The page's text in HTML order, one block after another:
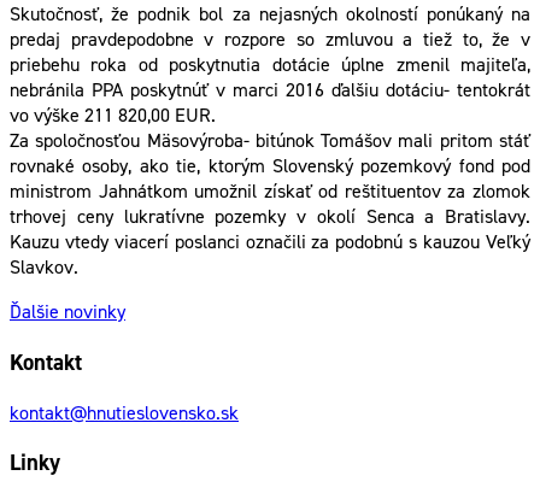
Skutočnosť, že podnik bol za nejasných okolností ponúkaný na
predaj pravdepodobne v rozpore so zmluvou a tiež to, že v
priebehu roka od poskytnutia dotácie úplne zmenil majiteľa,
nebránila PPA poskytnúť v marci 2016 ďalšiu dotáciu- tentokrát
vo výške 211 820,00 EUR.
Za spoločnosťou Mäsovýroba- bitúnok Tomášov mali pritom stáť
rovnaké osoby, ako tie, ktorým Slovenský pozemkový fond pod
ministrom Jahnátkom umožnil získať od reštituentov za zlomok
trhovej ceny lukratívne pozemky v okolí Senca a Bratislavy.
Kauzu vtedy viacerí poslanci označili za podobnú s kauzou Veľký
Slavkov.
Ďalšie novinky
Kontakt
kontakt@hnutieslovensko.sk
Linky